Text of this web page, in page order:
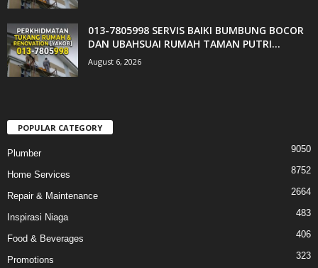
013-7805998 SERVIS BAIKI BUMBUNG BOCOR
DAN UBAHSUAI RUMAH TAMAN PUTRI...
August 6, 2026
POPULAR CATEGORY
Plumber 9050
Home Services 8752
Repair & Maintenance 2664
Inspirasi Niaga 483
Food & Beverages 406
Promotions 323